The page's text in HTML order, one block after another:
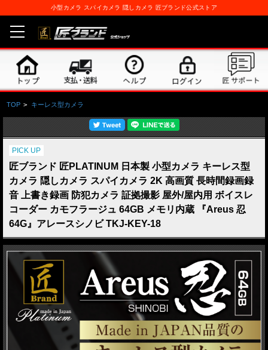
小型カメラ スパイカメラ 隠しカメラ 匠ブランド公式ストア
TOP > キーレス型カメラ
PICK UP
匠ブランド 匠PLATINUM 日本製 小型カメラ キーレス型
カメラ 隠しカメラ スパイカメラ 2K 高画質 長時間録画録
音 上書き録画 防犯カメラ 証拠撮影 屋外/屋内用 ボイスレ
コーダー カモフラージュ 64GB メモリ内蔵 『Areus 忍
64G』アレースシノビ TKJ-KEY-18